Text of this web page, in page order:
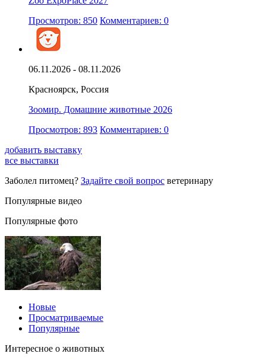
Просмотров: 850 Комментариев: 0
06.11.2026 - 08.11.2026
Красноярск, Россия
Зоомир. Домашние животные 2026
Просмотров: 893 Комментариев: 0
добавить выставку
все выставки
Заболел питомец? Задайте свой вопрос ветеринару
Популярные видео
Популярные фото
Новые
Просматриваемые
Популярные
Интересное о животных